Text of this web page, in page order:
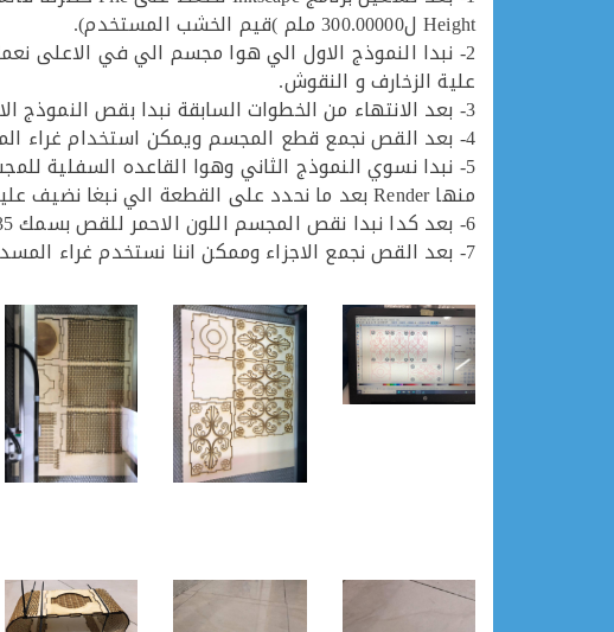
Height ل300.00000 ملم )قيم الخشب المستخدم).
علية الزخارف و النقوش.
3- بعد الانتهاء من الخطوات السابقة نبدا بقص النموذج الاول اللون الاحمر للقص بسماكة 0.035 و اللون الاسود للنحت.
4- بعد القص نجمع قطع المجسم ويمكن استخدام غراء المسدس للصقها ببعض.
منها Render بعد ما نحدد على القطعة الي نبغا نضيف عليها الانحناءات من Render نختار Living Hinge وحتنفك معانا صفحة فيها الاعدادات الخاصة بالانحناءات.
6- بعد كدا نبدا نقص المجسم اللون الاحمر للقص بسمك 0.035 و اللون الاسود للنحت.
7- بعد القص نجمع الاجزاء وممكن اننا نستخدم غراء المسدس لالصاق القطع ببعض.